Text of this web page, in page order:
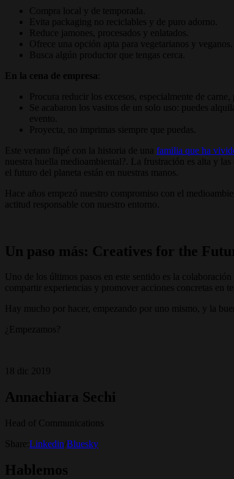
Compra local y de temporada.
Evita packaging no reciclables y de puro adorno.
Reduce jamones, procesados y enlatados.
Ofrece una opción apta para vegetarianos y veganos.
Busca algún productor que tengas cerca.
En la cena de empresa
Procura reducir los excesos, especialmente de
Se acabaron los vasitos de un solo uso: puedes
evento.
Proyecta, no imprimas siempre que puedas.
Este verano flipé con la historia de una familia que ha
nuestra huella medioambiental?. La frustración es alta y
el futuro del planeta están en nuestras manos.
Hace años empezó nuestro compromiso con el
actitud responsable con nuestro entorno.
Un paso más: Creatives for the
Uno de los últimos pasos en este sentido es la
compartir experiencias y promover acciones concretas en
Hay mucho por hacer, empezando por uno mismo, y la
¿Empezamos?
18 dic 2019
Annachiara Sechi
Head of Communications
Share: Linkedin Bluesky
Hablemos